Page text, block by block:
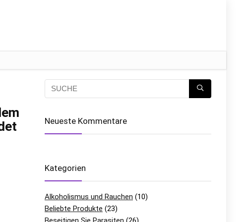
Neueste Kommentare
Kategorien
Alkoholismus und Rauchen (10)
Beliebte Produkte (23)